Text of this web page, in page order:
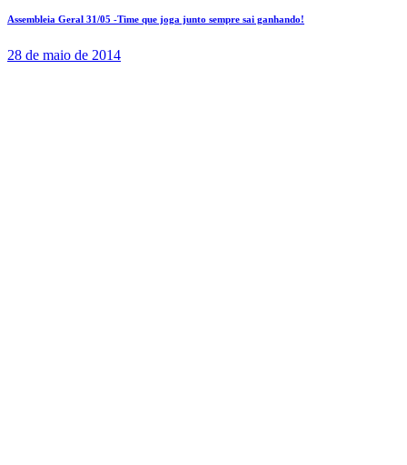
Assembleia Geral 31/05 -Time que joga junto sempre sai ganhando!
28 de maio de 2014